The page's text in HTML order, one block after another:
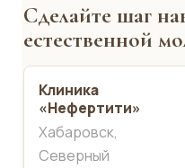
Сделайте шаг
естественной
Клиника
«Нефертити»
Хабаровск,
Северный